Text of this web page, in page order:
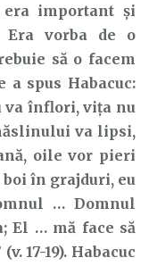
important și
Era vorba de o
să o facem
a spus Habacuc:
va înflori, viţa nu
va lipsi,
oile vor pieri
în grajduri, eu
… Domnul
El … mă face să
17-19). Habacuc